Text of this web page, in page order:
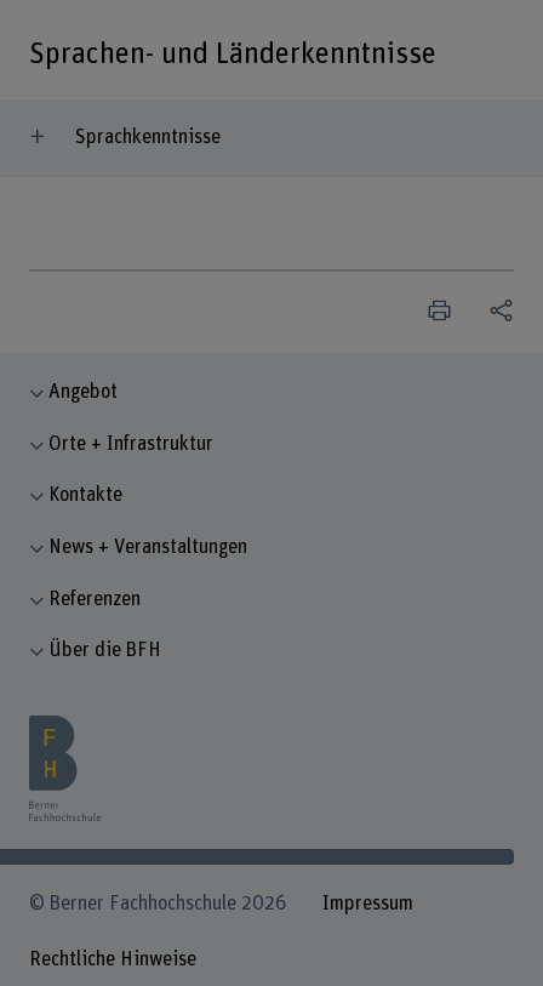
Sprachen- und Länderkenntnisse
Sprachkenntnisse
Angebot
Orte + Infrastruktur
Kontakte
News + Veranstaltungen
Referenzen
Über die BFH
© Berner Fachhochschule 2026 Impressum
Rechtliche Hinweise